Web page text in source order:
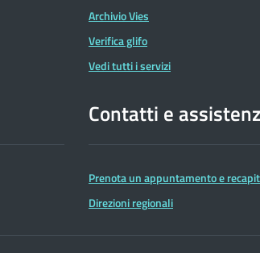
Archivio Vies
Verifica glifo
Vedi tutti i servizi
Contatti e
Prenota un appuntamento e
Direzioni regionali